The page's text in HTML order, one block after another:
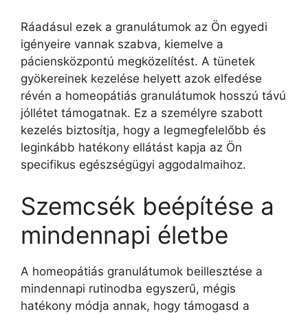
Ráadásul ezek a granulátumok az Ön egyedi
igényeire vannak szabva, kiemelve a
páciensközpontú megközelítést. A tünetek
gyökereinek kezelése helyett azok elfedése
révén a homeopátiás granulátumok hosszú távú
jóllétet támogatnak. Ez a személyre szabott
kezelés biztosítja, hogy a legmegfelelőbb és
leginkább hatékony ellátást kapja az Ön
specifikus egészségügyi aggodalmaihoz.
Szemcsék beépítése a
mindennapi életbe
A homeopátiás granulátumok beillesztése a
mindennapi rutinodba egyszerű, mégis
hatékony módja annak, hogy támogasd a